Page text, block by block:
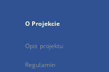
O Projekcie
Opis projektu
Regulamin